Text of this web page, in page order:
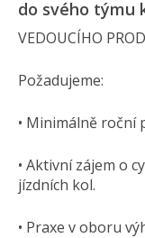
do svého týmu
VEDOUCÍHO
Požadujeme:
• Minimálně roční
• Aktivní zájem o
jízdních kol.
• Praxe v oboru